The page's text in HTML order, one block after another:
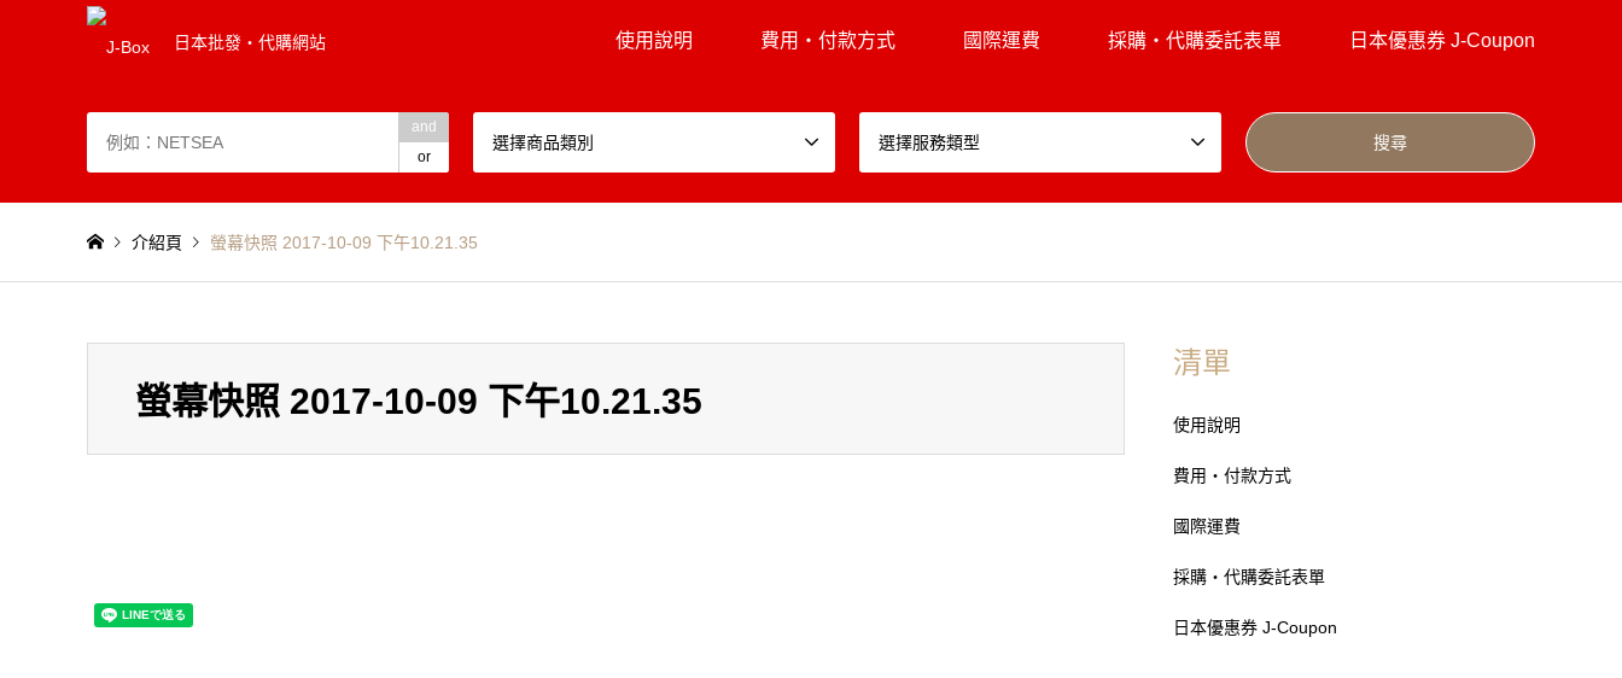
日本批發・代購網站 使用說明 費用・付款方式 國際運費 採購・代購委託表單 日本優惠券 J-Coupon
and
or
選擇商品類別 選擇服務類型
介紹頁 螢幕快照 2017-10-09 下午10.21.35
螢幕快照 2017-10-09 下午10.21.35
清單
使用說明
費用・付款方式
國際運費
採購・代購委託表單
日本優惠券 J-Coupon